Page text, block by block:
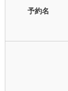
予約名